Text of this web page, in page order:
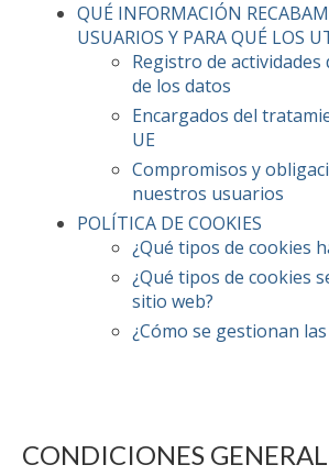
QUÉ INFORMACIÓN
USUARIOS Y PARA QUÉ LOS
Registro de
de los datos
Encargados del
UE
Compromisos y
nuestros usuarios
POLÍTICA DE COOKIES
¿Qué tipos de cookies
¿Qué tipos de cookies
sitio web?
¿Cómo se gestionan
CONDICIONES